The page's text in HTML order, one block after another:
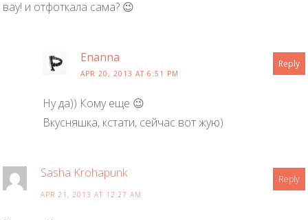
вау! и отфоткала сама? 😉
Enanna Reply
APR 20, 2013 AT 6:51 PM
Ну да)) Кому еще 😉
Вкусняшка, кстати, сейчас вот жую)
Sasha Krohapunk Reply
APR 21, 2013 AT 12:27 AM